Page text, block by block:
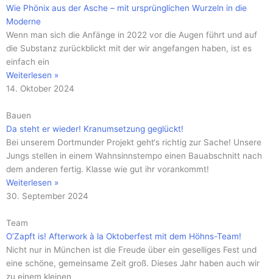
Wie Phönix aus der Asche – mit ursprünglichen Wurzeln in die
Moderne
Wenn man sich die Anfänge in 2022 vor die Augen führt und auf
die Substanz zurückblickt mit der wir angefangen haben, ist es
einfach ein
Weiterlesen »
14. Oktober 2024
Bauen
Da steht er wieder! Kranumsetzung geglückt!
Bei unserem Dortmunder Projekt geht‘s richtig zur Sache! Unsere
Jungs stellen in einem Wahnsinnstempo einen Bauabschnitt nach
dem anderen fertig. Klasse wie gut ihr vorankommt!
Weiterlesen »
30. September 2024
Team
O‘Zapft is! Afterwork à la Oktoberfest mit dem Höhns-Team!
Nicht nur in München ist die Freude über ein geselliges Fest und
eine schöne, gemeinsame Zeit groß. Dieses Jahr haben auch wir
zu einem kleinen